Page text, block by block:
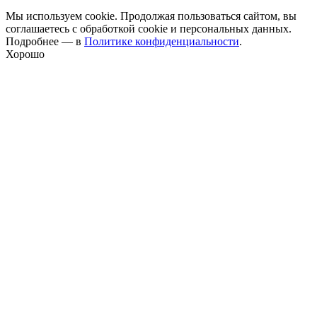
Мы используем cookie. Продолжая пользоваться сайтом, вы
соглашаетесь с обработкой cookie и персональных данных.
Подробнее — в Политике конфиденциальности.
Хорошо